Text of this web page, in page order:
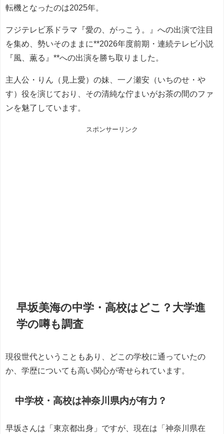
転機となったのは2025年。
フジテレビ系ドラマ『愛の、がっこう。』への出演で注目
を集め、勢いそのままに**2026年度前期・連続テレビ小説
『風、薫る』**への出演を勝ち取りました。
主人公・りん（見上愛）の妹、一ノ瀬安（いちのせ・や
す）役を演じており、その清純な佇まいがお茶の間のファ
ンを魅了しています。
スポンサーリンク
早坂美海の中学・高校はどこ？大学進
学の噂も調査
現役世代ということもあり、どこの学校に通っていたの
か、学歴についても高い関心が寄せられています。
中学校・高校は神奈川県内が有力？
早坂さんは「東京都出身」ですが、現在は「神奈川県在